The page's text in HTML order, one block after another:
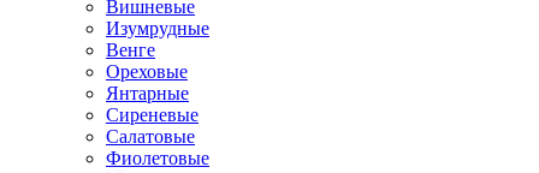
Вишневые
Изумрудные
Венге
Ореховые
Янтарные
Сиреневые
Салатовые
Фиолетовые